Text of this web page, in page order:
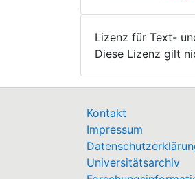
Lizenz für Text-
Diese Lizenz gilt
Kontakt
Impressum
Universitätsarchiv